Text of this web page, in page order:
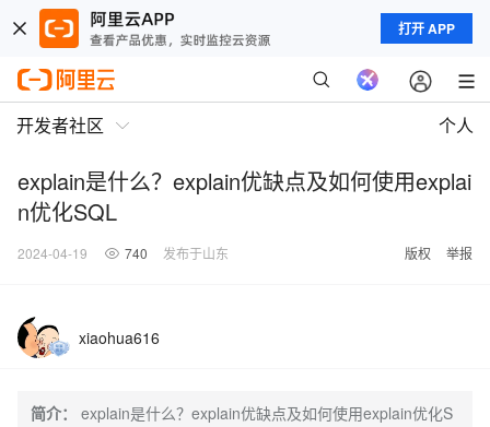
打开 APP
开发者社区 个人
explain是什么？explain优缺点及如何使用explai
n优化SQL
2024-04-19 740 发布于山东 版权 举报
xiaohua616
简介：
explain是什么？explain优缺点及如何使用explain优化S